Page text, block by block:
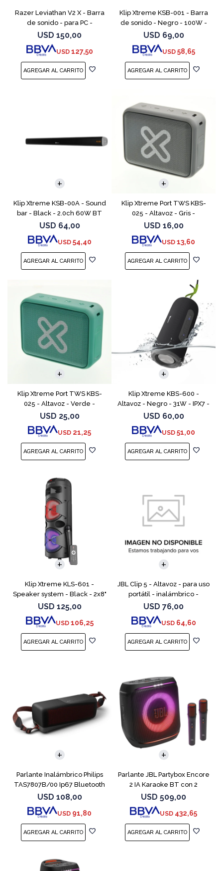
Razer Leviathan V2 X - Barra
de sonido - para PC -
inalámbrico - Bluetooth -
controlado por aplicación -
USB
USD 150,00
USD 127,50
Klip Xtreme KSB-001 - Barra
de sonido - Negro - 100W -
2.0ch
USD 69,00
USD 58,65
Klip Xtreme KSB-00A - Sound
bar - Black - 2.0ch 60W BT
HDMI-OPT-RCA
USD 64,00
USD 54,40
Klip Xtreme Port TWS KBS-
025 - Altavoz - Gris -
Resistente al agua hasta 20
horas IPX7
USD 16,00
USD 13,60
Klip Xtreme Port TWS KBS-
025 - Altavoz - Verde -
Resistente al agua durante
20 horas IPX7
USD 25,00
USD 21,25
Klip Xtreme KBS-600 -
Altavoz - Negro - 31W - IPX7 -
TWS
USD 60,00
USD 51,00
Klip Xtreme KLS-601 -
Speaker system - Black - 2x8"
Battery Wls Mic
USD 125,00
USD 106,25
JBL Clip 5 - Altavoz - para uso
portátil - inalámbrico -
Bluetooth - controlado por
aplicación - 7 vatios - rojo
USD 76,00
USD 64,60
Parlante Inalámbrico Philips
TAS7807B/00 Ip67 Bluetooth
USD 108,00
USD 91,80
Parlante JBL Partybox Encore
2 IA Karaoke BT con 2
microfono
USD 509,00
USD 432,65